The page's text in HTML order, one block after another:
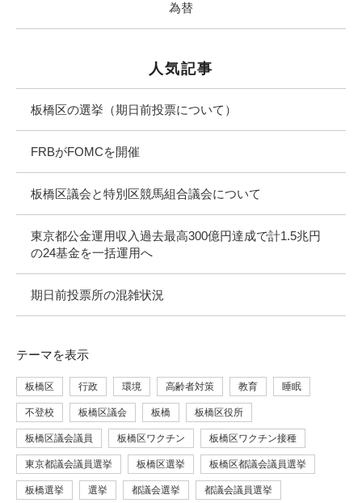
為替
人気記事
板橋区の選挙（期日前投票について）
FRBがFOMCを開催
板橋区議会と特別区競馬組合議会について
東京都公金運用収入過去最高300億円達成で計1.5兆円
の24基金を一括運用へ
期日前投票所の混雑状況
テーマを表示
板橋区 行政 環境 高齢者対策 教育 睡眠
不登校 板橋区議会 板橋 板橋区役所
板橋区議会議員 板橋区ワクチン 板橋区ワクチン接種
東京都議会議員選挙 板橋区選挙 板橋区都議会議員選挙
板橋選挙 選挙 都議会選挙 都議会議員選挙